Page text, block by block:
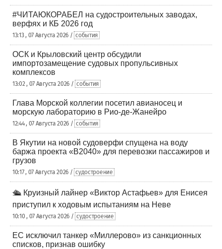
#ЧИТАЮКОРАБЕЛ на судостроительных заводах,
верфях и КБ 2026 год
13:13 , 07 Августа 2026 / события
ОСК и Крыловский центр обсудили
импортозамещение судовых пропульсивных
комплексов
13:02 , 07 Августа 2026 / события
Глава Морской коллегии посетил авианосец и
морскую лабораторию в Рио-де-Жанейро
12:44 , 07 Августа 2026 / события
В Якутии на новой судоверфи спущена на воду
баржа проекта «В2040» для перевозки пассажиров и
грузов
10:17 , 07 Августа 2026 / судостроение
🛳️ Круизный лайнер «Виктор Астафьев» для Енисея
приступил к ходовым испытаниям на Неве
10:10 , 07 Августа 2026 / судостроение
ЕС исключил танкер «Миллерово» из санкционных
списков, признав ошибку